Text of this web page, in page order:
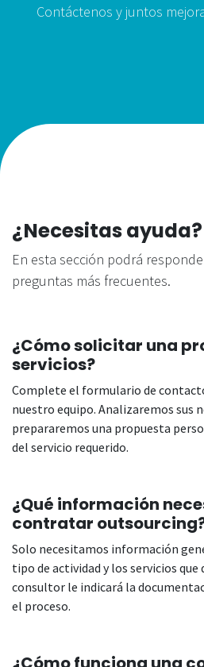
Contáctenos y juntos
¿Necesitas ayuda?
En esta sección podrá
preguntas más frecuentes.
¿Cómo solicitar una
servicios?
Complete el formulario de
nuestro equipo. Analizaremos sus
prepararemos una propuesta
del servicio requerido.
¿Qué información
contratar
Solo necesitamos información
tipo de actividad y los servicios que
consultor le indicará la
el proceso.